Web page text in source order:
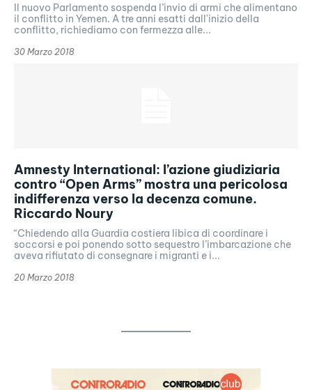
Il nuovo Parlamento sospenda l’invio di armi che alimentano
il conflitto in Yemen. A tre anni esatti dall'inizio della
conflitto, richiediamo con fermezza alle...
30 Marzo 2018
Amnesty International: l’azione giudiziaria
contro “Open Arms” mostra una pericolosa
indifferenza verso la decenza comune.
Riccardo Noury
“Chiedendo alla Guardia costiera libica di coordinare i
soccorsi e poi ponendo sotto sequestro l’imbarcazione che
aveva rifiutato di consegnare i migranti e i...
20 Marzo 2018